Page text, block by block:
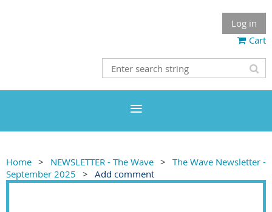
Log in
Cart
Home NEWSLETTER - The Wave
The Wave Newsletter -
September 2025
Add comment